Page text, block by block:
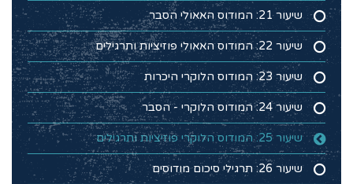
שיעור 21: המודוס האאולי הסבר
שיעור 22: המודוס האאולי פוזיציות ותרגילים
שיעור 23: המודוס הלוקרי היכרות
שיעור 24: המודוס הלוקרי - הסבר
שיעור 25: המודוס הלוקרי פוזיציות ותרגילים
שיעור 26: תרגילי סיכום מודוסים